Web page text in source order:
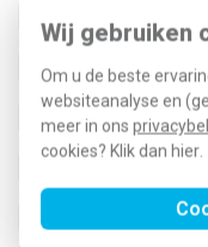
Wij gebruiken
Om u de beste
websiteanalyse en
meer in ons
cookies? Klik dan hier.
Bussysteem KNX
Bussysteem
Bussysteem Powerline
Busaansluiting incl.
Materiaal
Andere bussystemen
Met diefstal-/